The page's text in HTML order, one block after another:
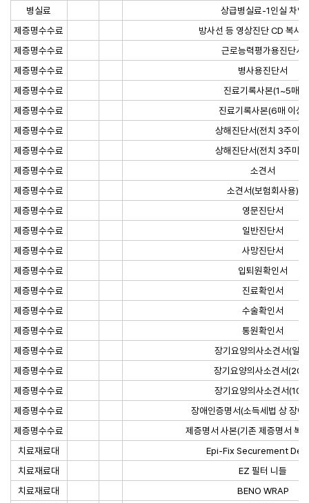
병실료
상급병실료-1인실 차액
제증명수수료
방사선 등 영상진단 CD 복사
제증명수수료
근로능력평가용진단서
제증명수수료
병사용진단서
제증명수수료
진료기록사본(1~5매)
제증명수수료
진료기록사본(6매 이상)
제증명수수료
상해진단서(전치 3주이
제증명수수료
상해진단서(전치 3주미
제증명수수료
소견서
제증명수수료
소견서(보험회사용)
제증명수수료
영문진단서
제증명수수료
일반진단서
제증명수수료
사망진단서
제증명수수료
입퇴원확인서
제증명수수료
진료확인서
제증명수수료
수술확인서
제증명수수료
통원확인서
제증명수수료
장기요양의사소견서(일
제증명수수료
장기요양의사소견서
제증명수수료
장기요양의사소견서
제증명수수료
장애인증명서(소득세법 상 장애
제증명수수료
제증명서 사본(기존 제증명서 복
치료재료대
Epi-Fix Securement
치료재료대
EZ 필터 니들
치료재료대
BENO WRAP